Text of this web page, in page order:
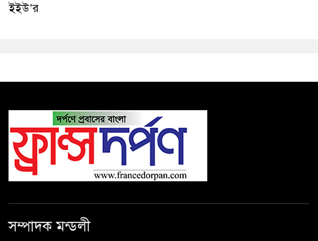
ইইউ’র
সম্পাদক মন্ডলী